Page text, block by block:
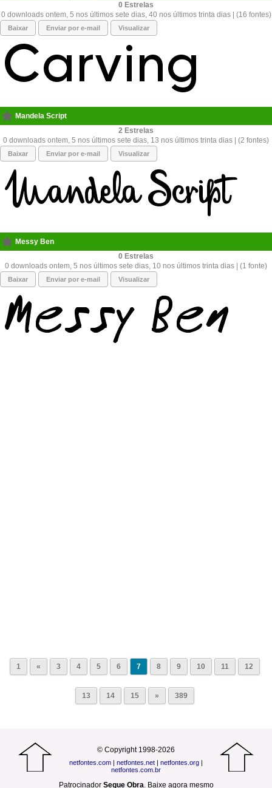
0
0 downloads ontem, 5 nos últimos sete dias, 40 nos últimos trinta dias | (16 fontes)
Baixar Enviar por e-mail Visualizar
Mandela Script
2
0 downloads ontem, 5 nos últimos sete dias, 13 nos últimos trinta dias | (2 fontes)
Baixar Enviar por e-mail Visualizar
Messy Ben
0
0 downloads ontem, 5 nos últimos sete dias, 10 nos últimos trinta dias | (1 fonte)
Baixar Enviar por e-mail Visualizar
1 « 3 4 5 6 7 8 9 10 11 12
13 14 15 » 389
© Copyright 1998-2026
netfontes.com | netfontes.net | netfontes.org |
netfontes.com.br
Patrocinador Segue Obra. Baixe agora mesmo